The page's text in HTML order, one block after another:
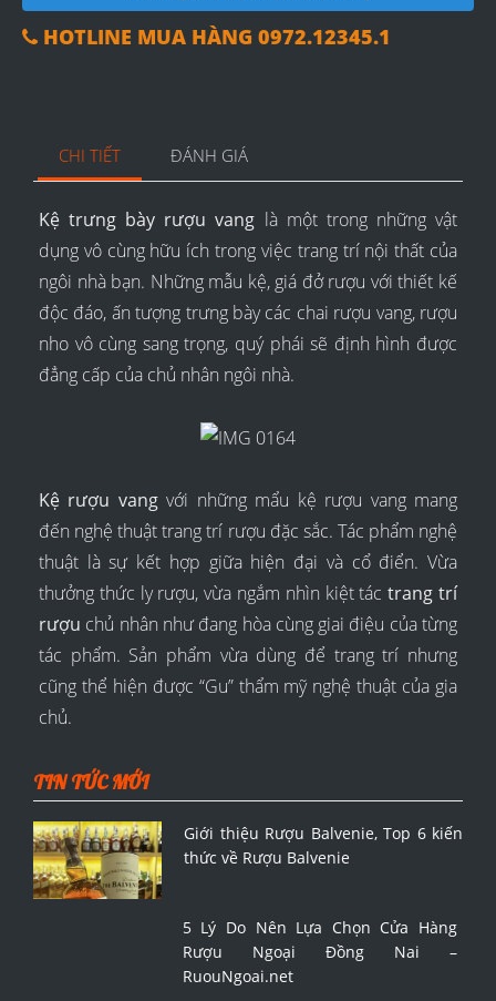
HOTLINE MUA HÀNG 0972.12345.1
CHI TIẾT ĐÁNH GIÁ
Kệ trưng bày rượu vang là một trong những vật
dụng vô cùng hữu ích trong việc trang trí nội thất của
ngôi nhà bạn. Những mẫu kệ, giá đở rượu với thiết kế
độc đáo, ấn tượng trưng bày các chai rượu vang, rượu
nho vô cùng sang trọng, quý phái sẽ định hình được
đẳng cấp của chủ nhân ngôi nhà.
Kệ rượu vangvới những mẩu kệ rượu vang mang
đến nghệ thuật trang trí rượu đặc sắc. Tác phẩm nghệ
thuật là sự kết hợp giữa hiện đại và cổ điển. Vừa
thưởng thức ly rượu, vừa ngắm nhìn kiệt táctrang trí
rượu chủ nhân như đang hòa cùng giai điệu của từng
tác phẩm. Sản phẩm vừa dùng để trang trí nhưng
cũng thể hiện được “Gu” thẩm mỹ nghệ thuật của gia
chủ.
TIN TỨC MỚI
Giới thiệu Rượu Balvenie, Top 6 kiến
thức về Rượu Balvenie
5 Lý Do Nên Lựa Chọn Cửa Hàng
Rượu Ngoại Đồng Nai –
RuouNgoai.net